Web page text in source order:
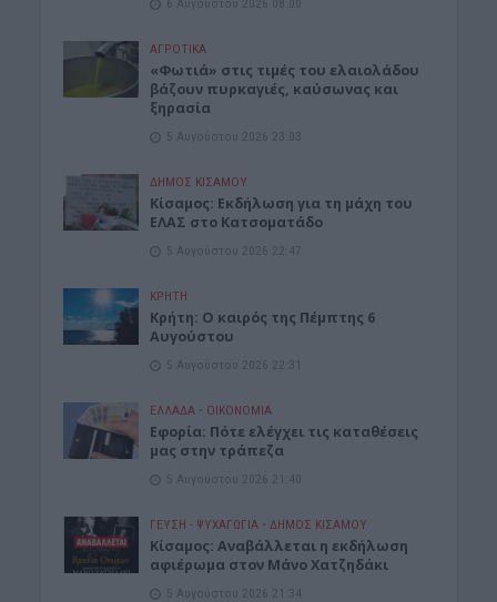
ΑΓΡΟΤΙΚΑ
«Φωτιά» στις τιμές του ελαιολάδου
βάζουν πυρκαγιές, καύσωνας και
ξηρασία
5 Αυγούστου 2026 23:03
ΔΉΜΟΣ ΚΙΣΆΜΟΥ
Κίσαμος: Εκδήλωση για τη μάχη του
ΕΛΑΣ στο Κατσοματάδο
5 Αυγούστου 2026 22:47
ΚΡΗΤΗ
Κρήτη: Ο καιρός της Πέμπτης 6
Αυγούστου
5 Αυγούστου 2026 22:31
ΕΛΛΑΔΑ • ΟΙΚΟΝΟΜΙΑ
Εφορία: Πότε ελέγχει τις καταθέσεις
μας στην τράπεζα
5 Αυγούστου 2026 21:40
ΓΕΎΣΗ - ΨΥΧΑΓΩΓΊΑ • ΔΉΜΟΣ ΚΙΣΆΜΟΥ
Κίσαμος: Αναβάλλεται η εκδήλωση
αφιέρωμα στον Μάνο Χατζηδάκι
5 Αυγούστου 2026 21:34